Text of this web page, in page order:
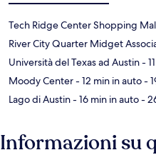
Tech Ridge Center Shopping
River City Quarter Midget
Università del Texas ad Austin-
Moody Center- 12 min in auto-
Lago di Austin- 16 min in auto-
Informazioni su